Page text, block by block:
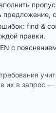
предложение,
find &
правки.
с
их в запрос —